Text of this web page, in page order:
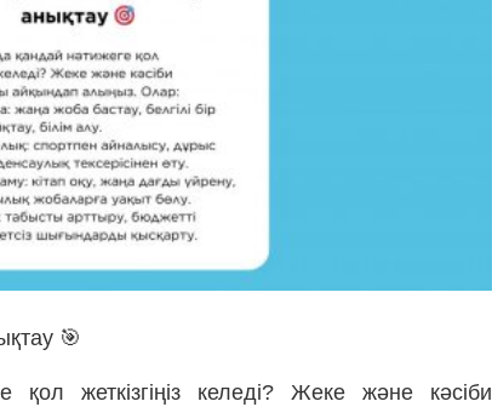
🎯
жеткізгіңіз келеді? Жеке және кәсіби